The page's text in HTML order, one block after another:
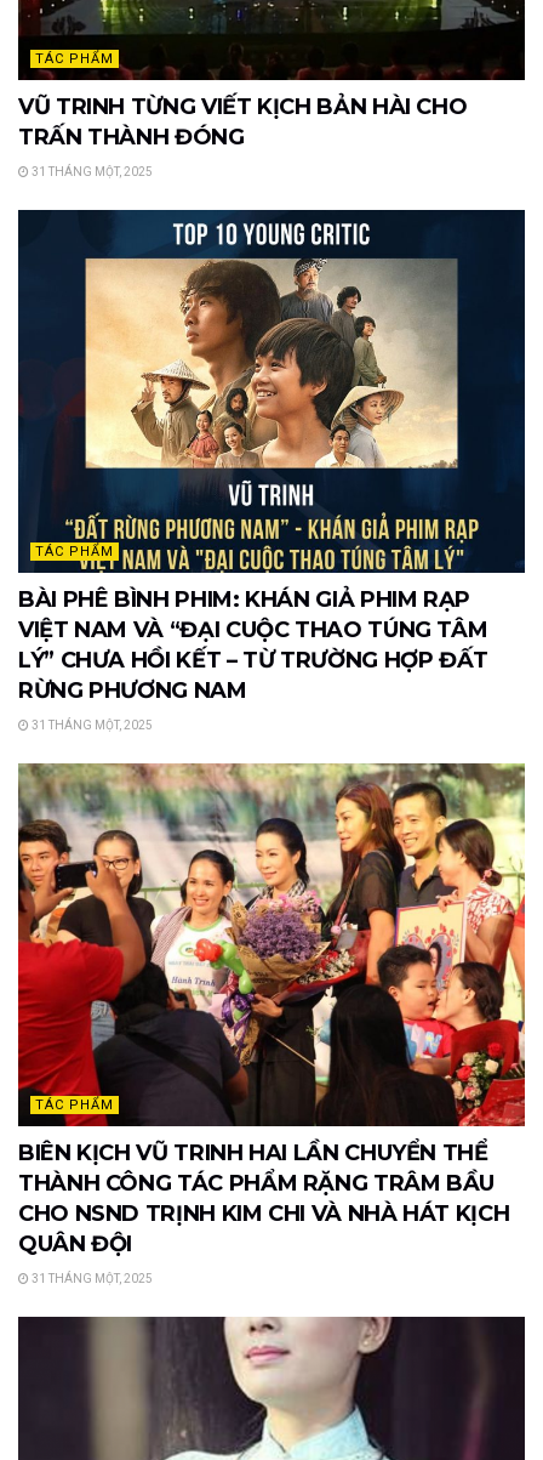
TÁC PHẨM
VŨ TRINH TỪNG VIẾT KỊCH BẢN HÀI CHO
TRẤN THÀNH ĐÓNG
31 THÁNG MỘT, 2025
TÁC PHẨM
BÀI PHÊ BÌNH PHIM: KHÁN GIẢ PHIM RẠP
VIỆT NAM VÀ “ĐẠI CUỘC THAO TÚNG TÂM
LÝ” CHƯA HỒI KẾT – TỪ TRƯỜNG HỢP ĐẤT
RỪNG PHƯƠNG NAM
31 THÁNG MỘT, 2025
TÁC PHẨM
BIÊN KỊCH VŨ TRINH HAI LẦN CHUYỂN THỂ
THÀNH CÔNG TÁC PHẨM RẶNG TRÂM BẦU
CHO NSND TRỊNH KIM CHI VÀ NHÀ HÁT KỊCH
QUÂN ĐỘI
31 THÁNG MỘT, 2025